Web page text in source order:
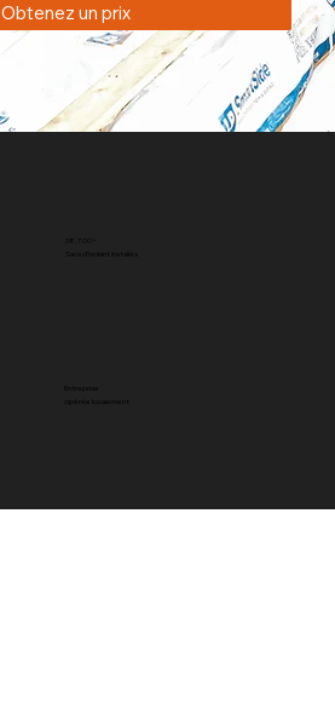
38,700+
Sacs d’isolant installés
Entreprise
opérée localement
Obtenez un prix